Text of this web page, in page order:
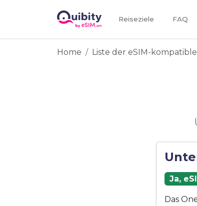
Reiseziele FAQ
Home Liste der eSIM-
Ja,
Das